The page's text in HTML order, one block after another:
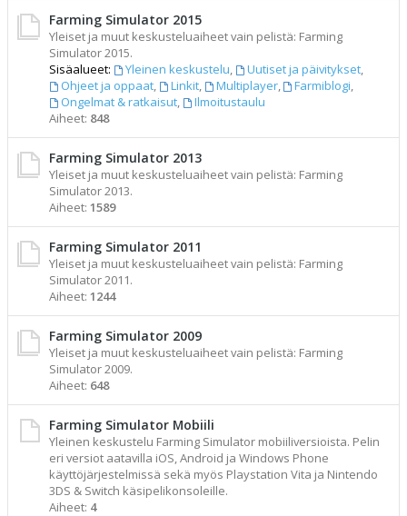
Farming Simulator 2015
Yleiset ja muut keskusteluaiheet vain pelistä: Farming
Simulator 2015.
Sisäalueet:
Yleinen keskustelu, Uutiset ja päivitykset,
Ohjeet ja oppaat, Linkit, Multiplayer, Farmiblogi,
Ongelmat & ratkaisut,
Ilmoitustaulu
Aiheet: 848
Farming Simulator 2013
Yleiset ja muut keskusteluaiheet vain pelistä: Farming
Simulator 2013.
Aiheet: 1589
Farming Simulator 2011
Yleiset ja muut keskusteluaiheet vain pelistä: Farming
Simulator 2011.
Aiheet: 1244
Farming Simulator 2009
Yleiset ja muut keskusteluaiheet vain pelistä: Farming
Simulator 2009.
Aiheet: 648
Farming Simulator Mobiili
Yleinen keskustelu Farming Simulator mobiiliversioista. Pelin
eri versiot aatavilla iOS, Android ja Windows Phone
käyttöjärjestelmissä sekä myös Playstation Vita ja Nintendo
3DS & Switch käsipelikonsoleille.
Aiheet: 4